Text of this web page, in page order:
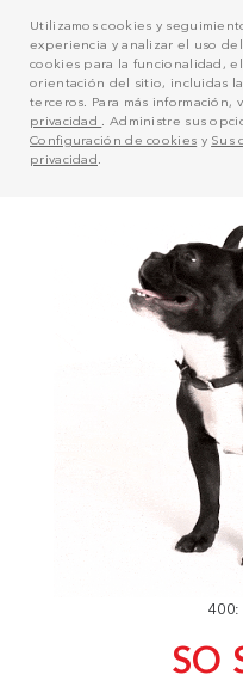
Utilizamos cookies y
experiencia y analizar el uso
cookies para la funcionalidad,
orientación del sitio, incluidas
terceros. Para más
privacidad
. Administre sus
Configuración de cookies y Sus
privacidad
400:
SO